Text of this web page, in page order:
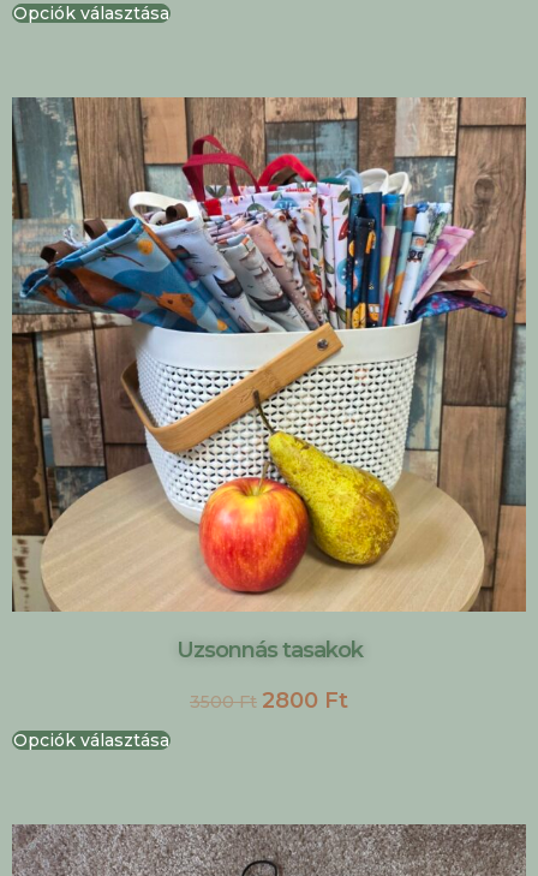
Opciók választása
Uzsonnás tasakok
3500Ft 2800 Ft
Opciók választása